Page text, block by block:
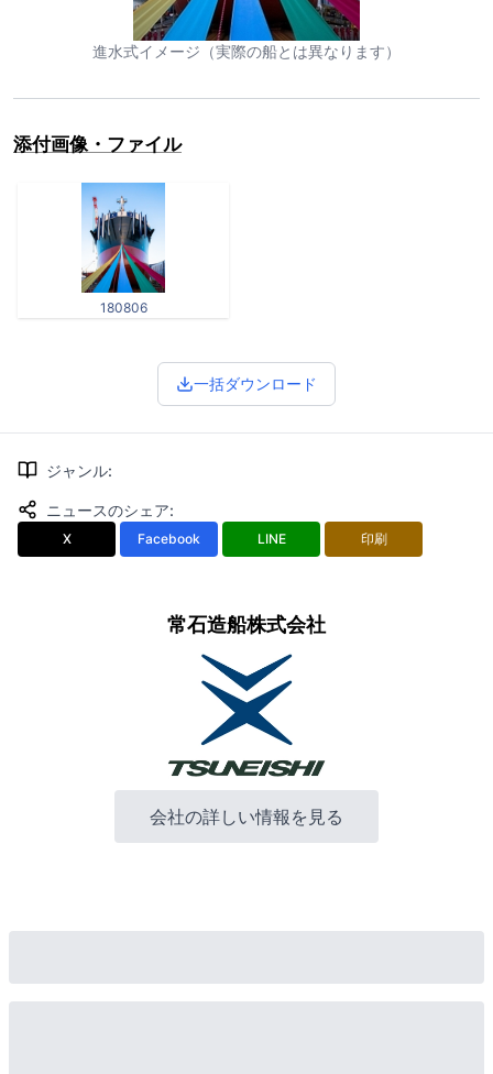
進水式イメージ（実際の船とは異なります）
添付画像・ファイル
180806
一括ダウンロード
ジャンル:
ニュースのシェア:
X Facebook LINE 印刷
常石造船株式会社
会社の詳しい情報を見る